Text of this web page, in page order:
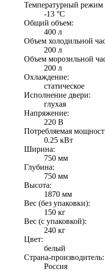
Температурный режим
-13 °C
Общий объем:
400 л
Объем холодильной
200 л
Объем морозильной
200 л
Охлаждение:
статическое
Исполнение двери:
глухая
Напряжение:
220 В
Потребляемая
0.25 кВт
Ширина:
750 мм
Глубина:
750 мм
Высота:
1870 мм
Вес (без упаковки):
150 кг
Вес (с упаковкой):
240 кг
Цвет:
белый
Страна-производитель:
Россия